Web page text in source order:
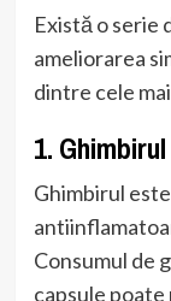
Există o serie
ameliorarea
dintre cele
1. Ghimbirul
Ghimbirul
Consumul de
capsule